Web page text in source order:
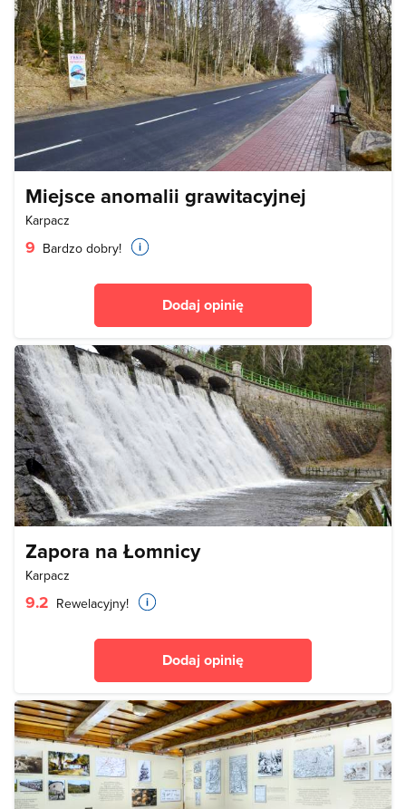
Miejsce anomalii grawitacyjnej
Karpacz
9 Bardzo dobry!
Dodaj opinię
Zapora na Łomnicy
Karpacz
9.2 Rewelacyjny!
Dodaj opinię